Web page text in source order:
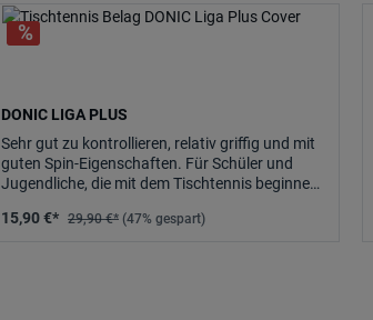
DONIC LIGA PLUS
Sehr gut zu kontrollieren, relativ griffig und mit
guten Spin-Eigenschaften. Für Schüler und
Jugendliche, die mit dem Tischtennis beginnen,
15,90 €* 29,90 €* (47% gespart)